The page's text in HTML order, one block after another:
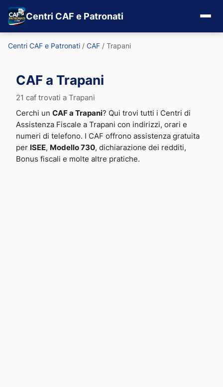
Centri CAF e Patronati
Centri CAF e Patronati / CAF / Trapani
CAF a Trapani
21 caf trovati a Trapani
Cerchi un CAF a Trapani? Qui trovi tutti i Centri di
Assistenza Fiscale a Trapani con indirizzi, orari e
numeri di telefono. I CAF offrono assistenza gratuita
per ISEE, Modello 730, dichiarazione dei redditi,
Bonus fiscali e molte altre pratiche.